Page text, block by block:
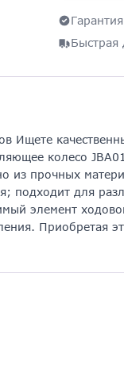
Быстрая
Ищете
колесо
из прочных
подходит для
элемент
Приобретая